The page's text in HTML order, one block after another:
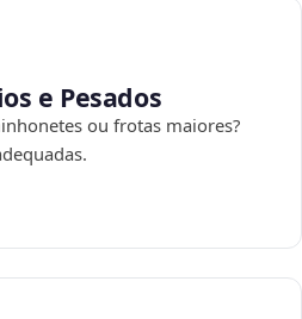
e Pesados
ou frotas maiores?